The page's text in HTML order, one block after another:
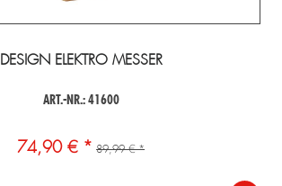
DESIGN ELEKTRO MESSER
ART.-NR.: 41600
74,90 € * 89,99 € *